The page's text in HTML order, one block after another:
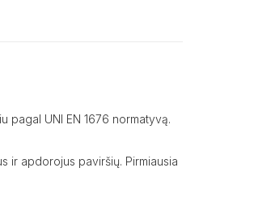
pagal UNI EN 1676 normatyvą.
ir apdorojus paviršių. Pirmiausia